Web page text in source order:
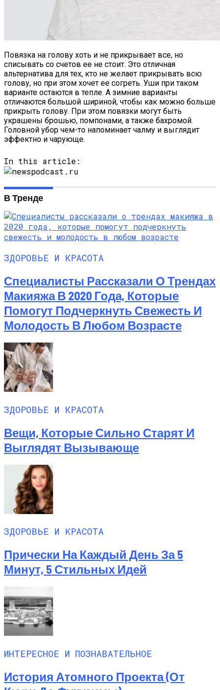
Повязка на голову хоть и не прикрывает все, но
списывать со счетов ее не стоит. Это отличная
альтернатива для тех, кто не желает прикрывать всю
голову, но при этом хочет ее согреть. Уши при таком
варианте остаются в тепле. А зимние варианты
отличаются большой шириной, чтобы как можно больше
прикрыть голову. При этом повязки могут быть
украшены брошью, помпонами, а также бахромой.
Головной убор чем-то напоминает чалму и выглядит
эффектно и чарующе.
In this article:
В Тренде
ЗДОРОВЬЕ И КРАСОТА
Специалисты Рассказали О Трендах
Макияжа В 2020 Года, Которые
Помогут Подчеркнуть Свежесть И
Молодость В Любом Возрасте
ЗДОРОВЬЕ И КРАСОТА
Вещи, Которые Сильно Старят И
Выглядят Вызывающе
ЗДОРОВЬЕ И КРАСОТА
Прически На Каждый День За 5
Минут, 5 Стильных Идей
ИНТЕРЕСНОЕ И ПОЗНАВАТЕЛЬНОЕ
История Атомного Проекта (от